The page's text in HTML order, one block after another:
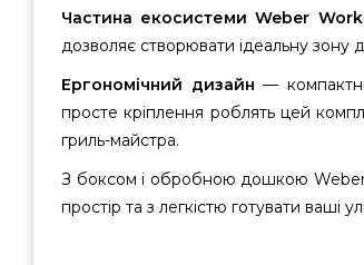
Частина екосистеми Weber
дозволяє створювати ідеальну зону
Ергономічний дизайн —
просте кріплення роблять цей
гриль-майстра.
З боксом і обробною дошкою Weber
простір та з легкістю готувати ваші